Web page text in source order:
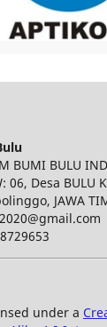
BUMI BULU
06, Desa BULU
JAWA
under a